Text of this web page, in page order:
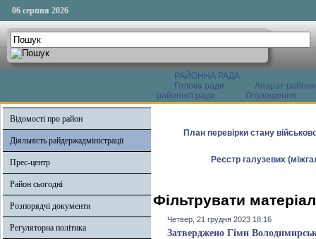
06 серпня 2026
РАЙОННА РАДА
Голова ради
Апарат
районної ради
Оголошення
Відомості про район
Діяльність райдержадміністрації
Прес-центр
Район сьогодні
Розпорядчі документи
Регуляторна політика
План перевірки стану
Реєстр галузевих
Фільтрувати
Четвер, 21 грудня 2023 18:16
Затверджено Гімн